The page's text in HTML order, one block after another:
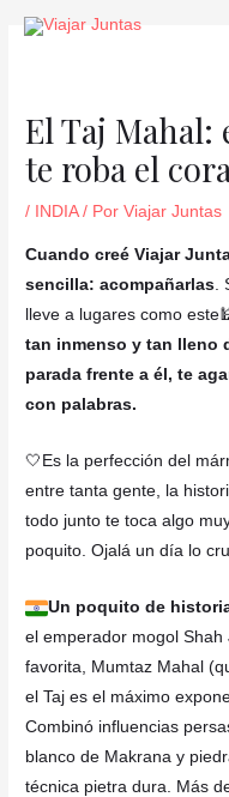
El Taj Mahal:
te roba el
/ INDIA/ PorViajar Juntas
Cuando creé Viajar
sencilla: acompañarlas.
lleve a lugares como
tan inmenso y tan lleno
parada frente a él, te
con palabras.
🤍Es la perfección del
entre tanta gente, la
todo junto te toca algo
poquito. Ojalá un día lo
Un poquito de
el emperador mogol
favorita, Mumtaz Mahal
el Taj es el máximo
Combinó influencias
blanco de Makrana y
técnica pietra dura. Más
Navegación